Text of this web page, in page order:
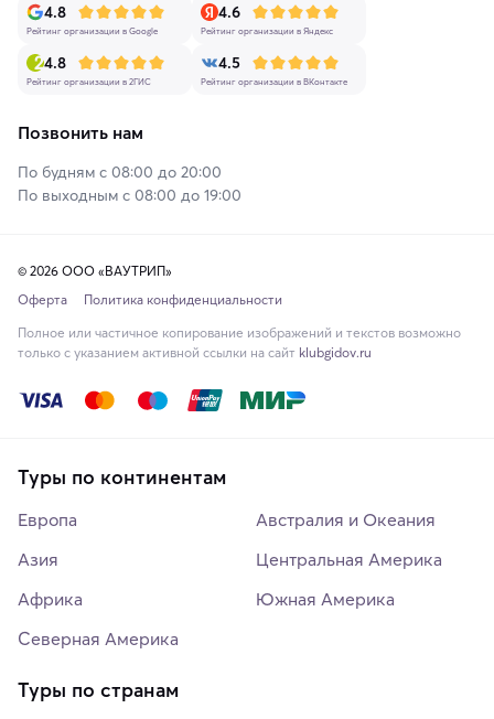
4.8
Рейтинг организации в Google
4.6
Рейтинг организации в Яндекс
4.8
Рейтинг организации в 2ГИС
4.5
Рейтинг организации в ВКонтакте
Позвонить нам
По будням с 08:00 до 20:00
По выходным с 08:00 до 19:00
© 2026 ООО «ВАУТРИП»
Оферта
Политика конфиденциальности
Полное или частичное копирование изображений и текстов возможно
только с указанием активной ссылки на сайт klubgidov.ru
Туры по континентам
Европа
Азия
Африка
Северная Америка
Австралия и Океания
Центральная Америка
Южная Америка
Туры по странам